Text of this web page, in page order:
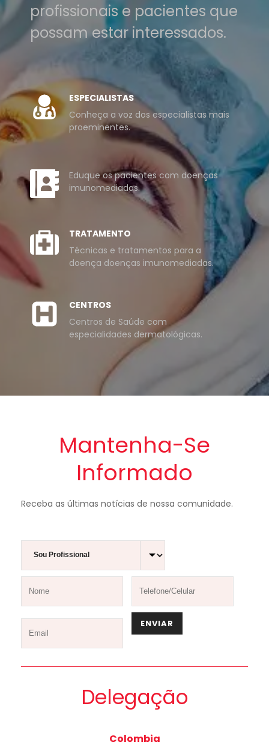
profissionais e pacientes que
possam estar interessados.
ESPECIALISTAS
Conheça a voz dos especialistas mais
proeminentes.
Eduque os pacientes com doenças
imunomediadas.
TRATAMENTO
Técnicas e tratamentos para a
doença doenças imunomediadas.
CENTROS
Centros de Saúde com
especialidades dermatológicas.
Mantenha-Se
Informado
Receba as últimas notícias de nossa comunidade.
Delegação
Colombia